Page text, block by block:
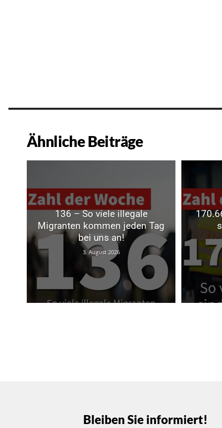
Ähnliche Beiträge
136 – So viele illegale
Migranten kommen jeden Tag
bei uns an!
3. August 2026
Bleiben Sie informiert!